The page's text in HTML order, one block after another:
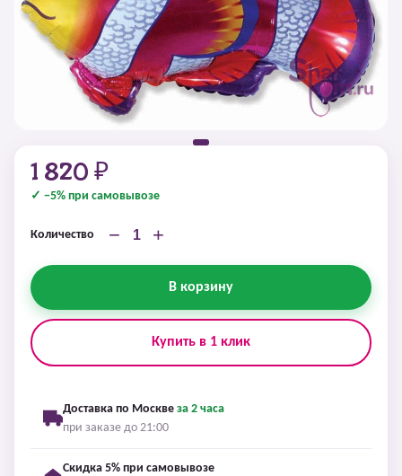
1 820 ₽
✓ −5% при самовывозе
Количество − +
В корзину
Купить в 1 клик
Доставка по Москве за 2 часа
при заказе до 21:00
Скидка 5% при самовывозе